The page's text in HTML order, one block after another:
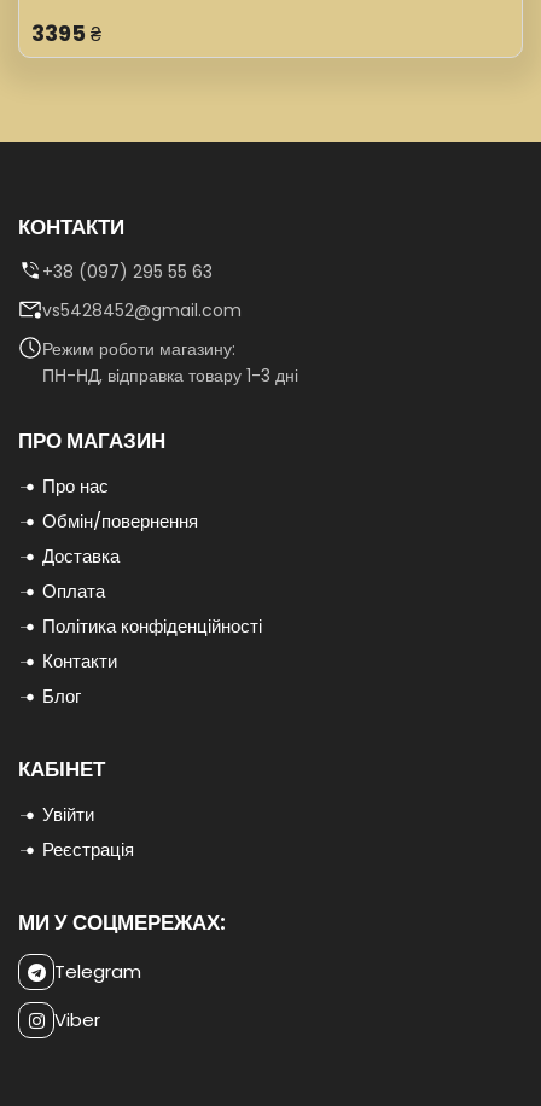
3395 ₴
КОНТАКТИ
+38 (097) 295 55 63
vs5428452@gmail.com
Режим роботи магазину:
ПН-НД, відправка товару 1-3 дні
ПРО МАГАЗИН
Про нас
Обмін/повернення
Доставка
Оплата
Політика конфіденційності
Контакти
Блог
КАБІНЕТ
Увійти
Реєстрація
МИ У СОЦМЕРЕЖАХ:
Telegram
Viber